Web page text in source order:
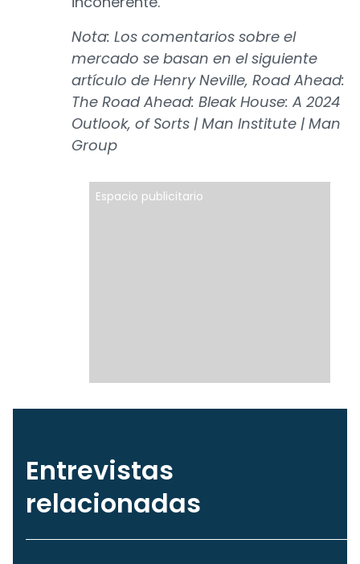
Nota: Los comentarios sobre el
mercado se basan en el siguiente
artículo de Henry Neville, Road Ahead:
The Road Ahead: Bleak House: A 2024
Outlook, of Sorts | Man Institute | Man
Group
Espacio publicitario
Entrevistas
relacionadas